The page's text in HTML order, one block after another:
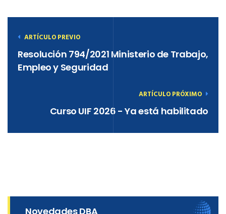
ARTÍCULO PREVIO
Resolución 794/2021 Ministerio de Trabajo,
Empleo y Seguridad
ARTÍCULO PRÓXIMO
Curso UIF 2026 - Ya está habilitado
Novedades DBA